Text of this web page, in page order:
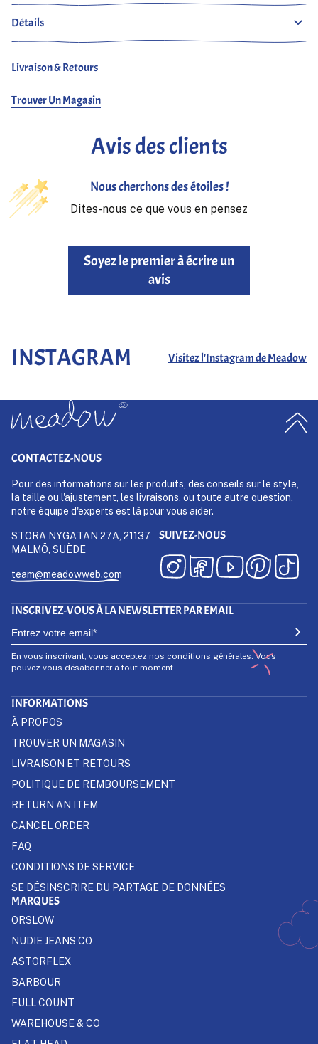
donne à ces pantalons un véritable look vintage. Avec le temps,
le denim devient plus riche et plus profond en teinte,
développant une belle patine à chaque lavage. Conçu avec une
Est, ces pantalons offrent une silhouette confortable mais
tandis que lescinq poches
avec unlavage unique
Détails
Livraison & Retours
Trouver Un Magasin
Avis des clients
Nous cherchons des étoiles !
Dites-nous ce que vous en pensez
Soyez le premier à écrire un
avis
INSTAGRAM Visitez l'Instagram de Meadow
CONTACTEZ-NOUS
Pour des informations sur les produits, des conseils sur le style,
la taille ou l'ajustement, les livraisons, ou toute autre question,
notre équipe d'experts est là pour vous aider.
STORA NYGATAN 27A, 21137
MALMÖ, SUÈDE
team@meadowweb.com
SUIVEZ-NOUS
INSCRIVEZ-VOUS À LA NEWSLETTER PAR EMAIL
En vous inscrivant, vous acceptez nos conditions générales . Vous
pouvez vous désabonner à tout moment.
INFORMATIONS
À PROPOS
TROUVER UN MAGASIN
LIVRAISON ET RETOURS
POLITIQUE DE REMBOURSEMENT
RETURN AN ITEM
CANCEL ORDER
FAQ
CONDITIONS DE SERVICE
SE DÉSINSCRIRE DU PARTAGE DE DONNÉES
MARQUES
ORSLOW
NUDIE JEANS CO
ASTORFLEX
BARBOUR
FULL COUNT
WAREHOUSE & CO